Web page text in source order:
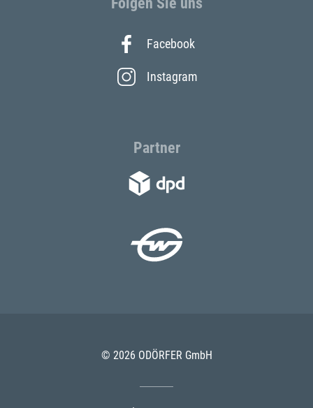
Facebook
Instagram
Partner
© 2026 ODÖRFER GmbH